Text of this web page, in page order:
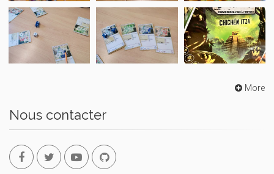
More
Nous contacter